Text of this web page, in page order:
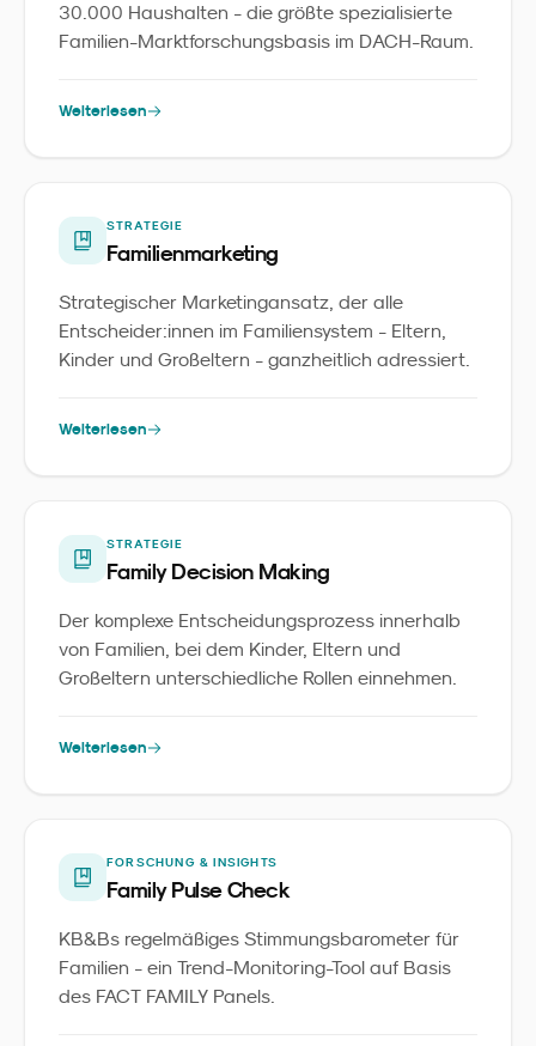
30.000 Haushalten - die größte spezialisierte
Familien-Marktforschungsbasis im DACH-Raum.
Weiterlesen
STRATEGIE
Familienmarketing
Strategischer Marketingansatz, der alle
Entscheider:innen im Familiensystem - Eltern,
Kinder und Großeltern - ganzheitlich adressiert.
Weiterlesen
STRATEGIE
Family Decision Making
Der komplexe Entscheidungsprozess innerhalb
von Familien, bei dem Kinder, Eltern und
Großeltern unterschiedliche Rollen einnehmen.
Weiterlesen
FORSCHUNG & INSIGHTS
Family Pulse Check
KB&Bs regelmäßiges Stimmungsbarometer für
Familien - ein Trend-Monitoring-Tool auf Basis
des FACT FAMILY Panels.